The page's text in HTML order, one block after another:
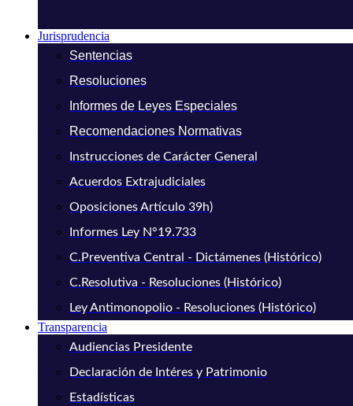
Jurisprudencia
Sentencias
Resoluciones
Informes de Leyes Especiales
Recomendaciones Normativas
Instrucciones de Carácter General
Acuerdos Extrajudiciales
Oposiciones Artículo 39h)
Informes Ley N°19.733
C.Preventiva Central - Dictámenes (Histórico)
C.Resolutiva - Resoluciones (Histórico)
Ley Antimonopolio - Resoluciones (Histórico)
Transparencia
Audiencias Presidente
Declaración de Intéres y Patrimonio
Estadísticas